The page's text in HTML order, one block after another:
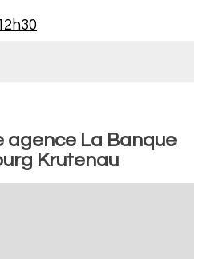
agence La Banque
Krutenau